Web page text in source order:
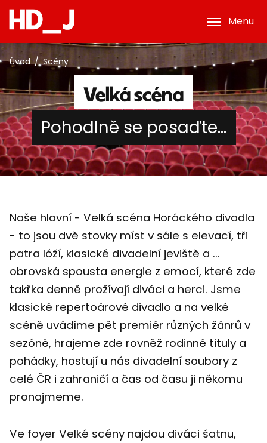
Menu
Úvod Scény
Velká scéna
Pohodlně se posaďte...
Naše hlavní - Velká scéna Horáckého divadla
- to jsou dvě stovky míst v sále s elevací, tři
patra lóží, klasické divadelní jeviště a ...
obrovská spousta energie z emocí, které zde
takřka denně prožívají diváci a herci. Jsme
klasické repertoárové divadlo a na velké
scéně uvádíme pět premiér různých žánrů v
sezóně, hrajeme zde rovněž rodinné tituly a
pohádky, hostují u nás divadelní soubory z
celé ČR i zahraničí a čas od času ji někomu
pronajmeme.
Ve foyer Velké scény najdou diváci šatnu,